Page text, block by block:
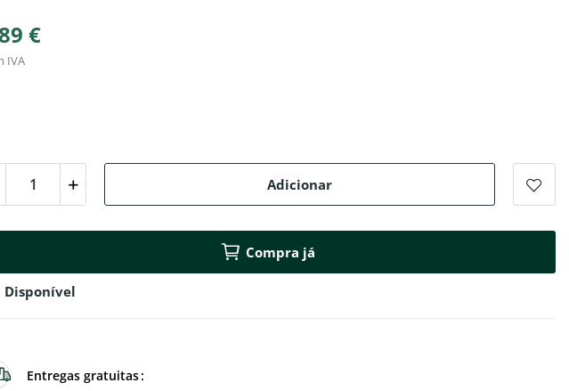
€
IVA
Adicionar
Compra já
Disponível
Entregas gratuitas